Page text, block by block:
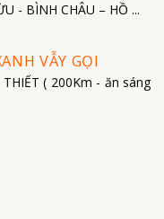
- BÌNH CHÂU – HỒ ...
VẪY GỌI
( 200Km - ăn sáng